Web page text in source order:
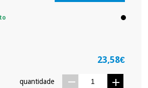
23,58€
quantidade